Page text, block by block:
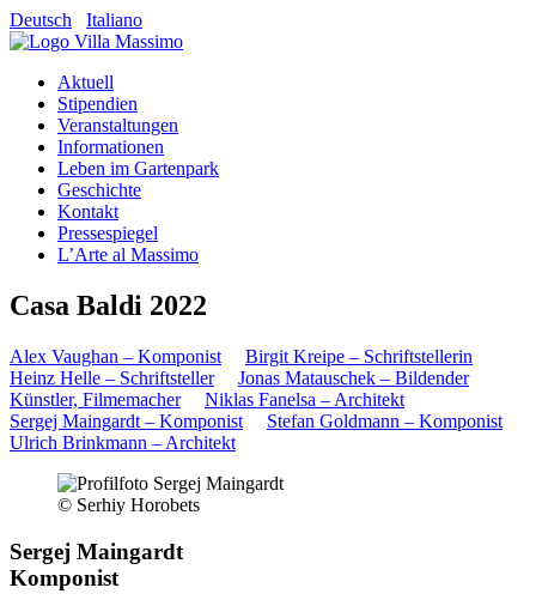
Deutsch Italiano
Aktuell
Stipendien
Veranstaltungen
Informationen
Leben im Gartenpark
Geschichte
Kontakt
Pressespiegel
L’Arte al Massimo
Casa Baldi 2022
Alex Vaughan – Komponist
Birgit Kreipe – Schriftstellerin
Heinz Helle – Schriftsteller
Jonas Matauschek – Bildender
Künstler, Filmemacher
Niklas Fanelsa – Architekt
Sergej Maingardt – Komponist
Stefan Goldmann – Komponist
Ulrich Brinkmann – Architekt
© Serhiy Horobets
Sergej Maingardt
Komponist